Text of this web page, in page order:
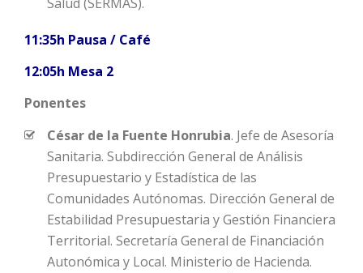
11:35h Pausa / Café
12:05h Mesa 2
Ponentes
César de la Fuente Honrubia. Jefe de Asesoría
Sanitaria. Subdirección General de Análisis
Presupuestario y Estadística de las
Comunidades Autónomas. Dirección General de
Estabilidad Presupuestaria y Gestión Financiera
Territorial. Secretaría General de Financiación
Autonómica y Local. Ministerio de Hacienda.